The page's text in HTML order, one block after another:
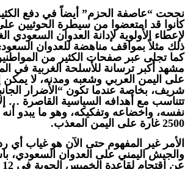
نجحت “عاصفة الحزم” أيضاً في دفع
كانوا قد امتعضوا من سيطرة الحوثيين
لإعطاء الأولوية لإدانة العدوان
ذلك مثلاً بمواقف مناهضة للعدوان
كما تجلى عبر صفحات الكثير من
مشهد أكبر ترسانة للأسلحة الغربية في
على اليمن العربي وشعبه ومدنه، لا
شريف، بخاصة عندما تكون “الأضرار
تتناسب مع أهدافه السياسية القاصرة …
نفسه، واخضاعه وتفكيكه، وهو ما يبدو
2500 غارة على اليمن المعذب.
الأمر غير المفهوم حتى الآن هو غياب
والجيش اليمني على العدوان السعودي،